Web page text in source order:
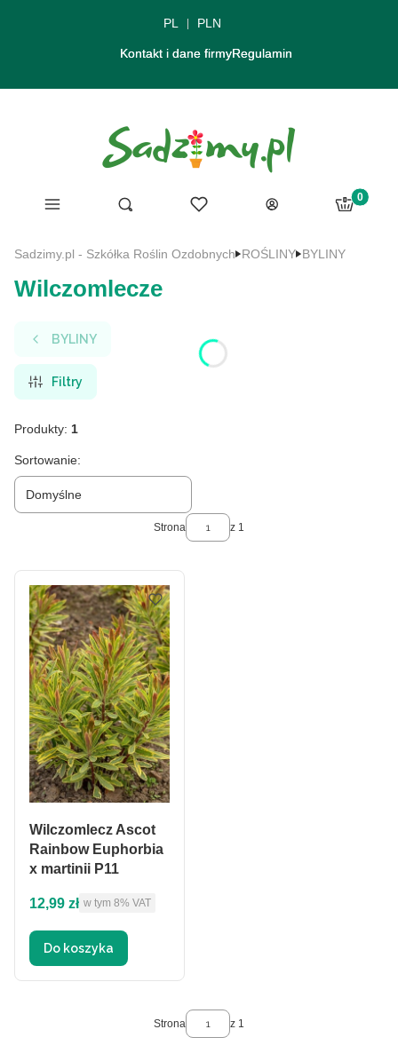
PL PLN
Kontakt i dane firmyRegulamin
Menu Otwórz wyszukiwarkę
Szukaj Ulubione
Zaloguj się
Produkty
Koszyk
Sadzimy.pl - Szkółka Roślin Ozdobnych ROŚLINY BYLINY
Wilczomlecze
BYLINY
Filtry
Produkty: 1
Lista produktów
Sortowanie:
Domyślne
Strona z 1
Wilczomlecz Ascot
Rainbow Euphorbia
x martinii P11
Cena brutto
12,99 zł w tym %s VAT
w tym 8% VAT
Do koszyka
Strona z 1